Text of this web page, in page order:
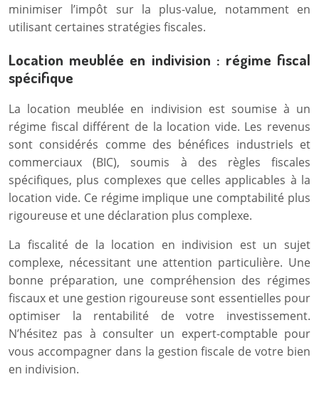
minimiser l’impôt sur la plus-value, notamment en
utilisant certaines stratégies fiscales.
Location meublée en indivision : régime fiscal
spécifique
La location meublée en indivision est soumise à un
régime fiscal différent de la location vide. Les revenus
sont considérés comme des bénéfices industriels et
commerciaux (BIC), soumis à des règles fiscales
spécifiques, plus complexes que celles applicables à la
location vide. Ce régime implique une comptabilité plus
rigoureuse et une déclaration plus complexe.
La fiscalité de la location en indivision est un sujet
complexe, nécessitant une attention particulière. Une
bonne préparation, une compréhension des régimes
fiscaux et une gestion rigoureuse sont essentielles pour
optimiser la rentabilité de votre investissement.
N’hésitez pas à consulter un expert-comptable pour
vous accompagner dans la gestion fiscale de votre bien
en indivision.